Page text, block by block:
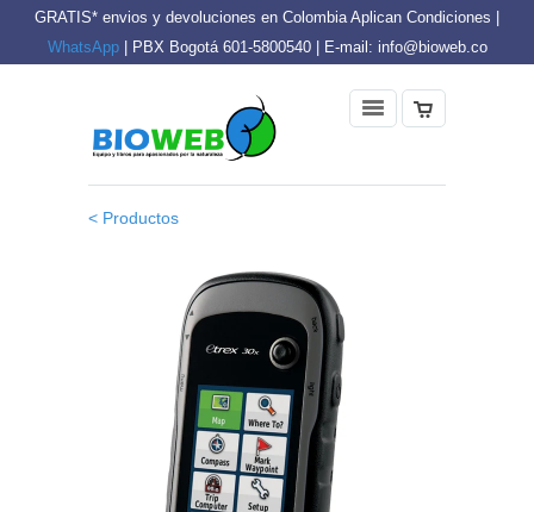
GRATIS* envios y devoluciones en Colombia Aplican Condiciones |
WhatsApp| PBX Bogotá 601-5800540 | E-mail: info@bioweb.co
< Productos